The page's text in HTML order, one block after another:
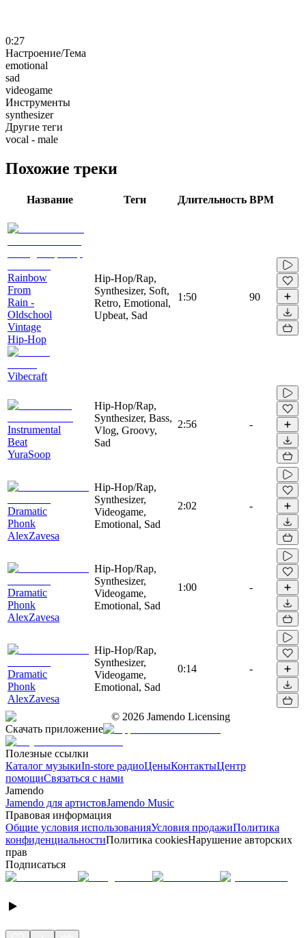
0:27
Настроение/Тема
emotional
sad
videogame
Инструменты
synthesizer
Другие теги
vocal - male
Похожие треки
Название Теги Длительность BPM
Rainbow
From
Rain -
Oldschool
Vintage
Hip-Hop
Vibecraft
Hip-Hop/Rap,
Synthesizer, Soft,
Retro, Emotional,
Upbeat, Sad
1:50 90
Instrumental
Beat
YuraSoop
Hip-Hop/Rap,
Synthesizer, Bass,
Vlog, Groovy,
Sad
2:56 -
Dramatic
Phonk
AlexZavesa
Hip-Hop/Rap,
Synthesizer,
Videogame,
Emotional, Sad
2:02 -
Dramatic
Phonk
AlexZavesa
Hip-Hop/Rap,
Synthesizer,
Videogame,
Emotional, Sad
1:00 -
Dramatic
Phonk
AlexZavesa
Hip-Hop/Rap,
Synthesizer,
Videogame,
Emotional, Sad
0:14 -
© 2026 Jamendo Licensing
Скачать приложение
Полезные ссылки
Каталог музыкиIn-store радиоЦеныКонтактыЦентр
помощиСвязаться с нами
Jamendo
Jamendo для артистовJamendo Music
Правовая информация
Общие условия использованияУсловия продажиПолитика
конфиденциальностиПолитика cookiesНарушение авторских
прав
Подписаться